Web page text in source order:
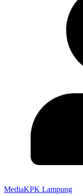
MediaKPK Lampung